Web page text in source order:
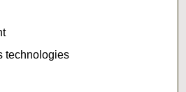
technologies